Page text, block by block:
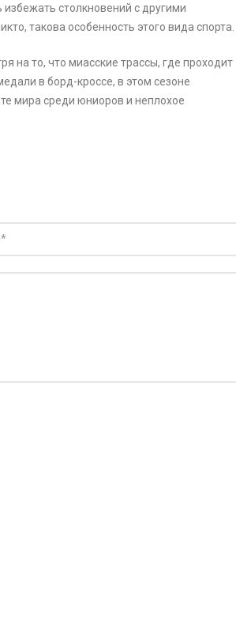
столкновений с другими
такова особенность этого вида спорта.
на то, что миасские трассы, где проходит
в борд-кроссе, в этом сезоне
мира среди юниоров и неплохое